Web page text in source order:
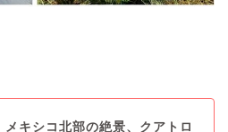
メキシコ北部の絶景、クアトロ